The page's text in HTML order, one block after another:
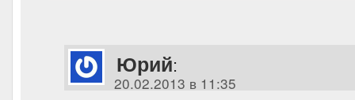
Юрий:
20.02.2013 в 11:35